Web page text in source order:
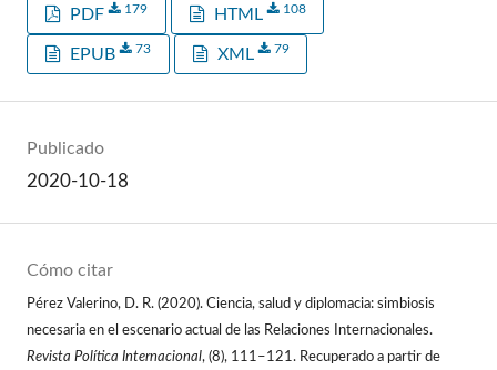
PDF 179 HTML 108
EPUB 73 XML 79
Publicado
2020-10-18
Cómo citar
Pérez Valerino, D. R. (2020). Ciencia, salud y diplomacia: simbiosis
necesaria en el escenario actual de las Relaciones Internacionales.
Revista Política Internacional, (8), 111–121. Recuperado a partir de